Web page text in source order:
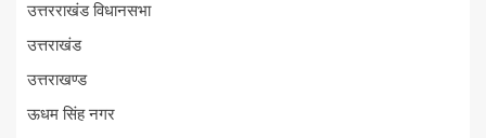
उत्तरराखंड विधानसभा
उत्तराखंड
उत्तराखण्ड
ऊधम सिंह नगर